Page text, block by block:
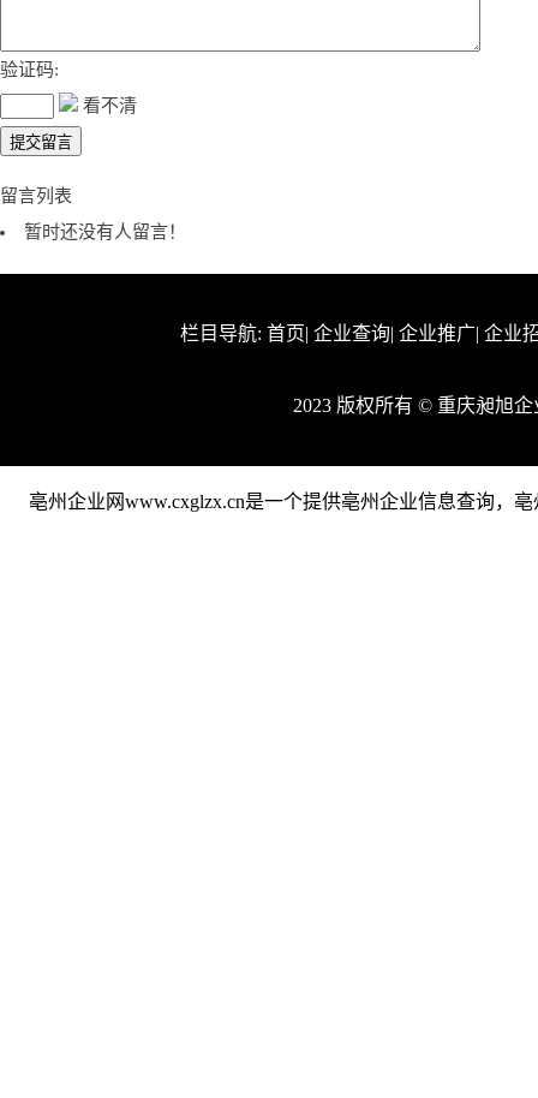
验证码:
看不清
留言列表
暂时还没有人留言！
栏目导航: 首页| 企业查询| 企业推广| 企业
2023 版权所有 © 重庆昶旭
亳州企业网www.cxglzx.cn是一个提供亳州企业信息查询，